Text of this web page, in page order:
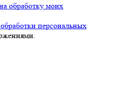
обработку моих
персональных